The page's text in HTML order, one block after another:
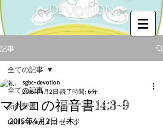
〜DEVOTION〜
記事
全ての記事
新約聖書
God's Word メッセージ
全ての記事
マルコの福音書14:3~9
sgbc-devotion
2015年4月2日 読了時間: 6分
2015年4月2日（木）